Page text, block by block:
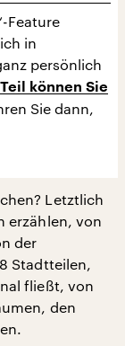
Feature
in
persönlich
können Sie
Sie dann,
Letztlich
erzählen, von
der
Stadtteilen,
fließt, von
den